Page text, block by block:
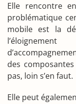
Elle rencontre
problématique
mobile est la
des
pas, loin s’en faut.
Elle peut